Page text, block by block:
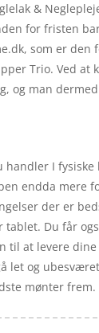
&
for fristen
som er den
Trio. Ved at
og man
I fysiske
endda mere
der er
Du får
til at levere
let og
mønter frem.